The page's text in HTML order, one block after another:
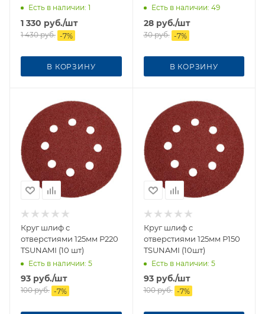
Есть в наличии: 1
1 330 руб./шт
1 430руб. -7%
В КОРЗИНУ
Есть в наличии: 49
28руб./шт
30руб. -7%
В КОРЗИНУ
Круг шлиф c
отверстиями 125мм Р220
TSUNAMI (10 шт)
Есть в наличии: 5
93 руб./шт
100руб. -7%
Круг шлиф c
отверстиями 125мм Р150
TSUNAMI (10шт)
Есть в наличии: 5
93руб./шт
100руб. -7%